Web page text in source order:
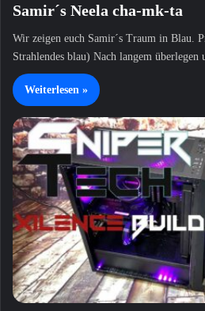
Samir´s Neela cha-mk-ta
Wir zeigen euch Samir´s Traum in Blau.
Strahlendes blau) Nach langem
Weiterlesen »